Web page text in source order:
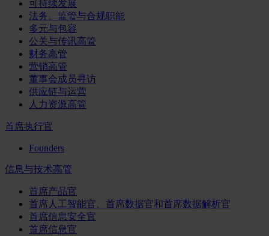
可持续发展
法务、监管与合规职能
多元与包容
公关与传讯高管
财务高管
营销高管
董事会成员寻访
供应链与运营
人力资源高管
首席执行官
Founders
信息与技术高管
首席产品官
首席人工智能官、首席数据官和首席数据解析官
首席信息安全官
首席信息官